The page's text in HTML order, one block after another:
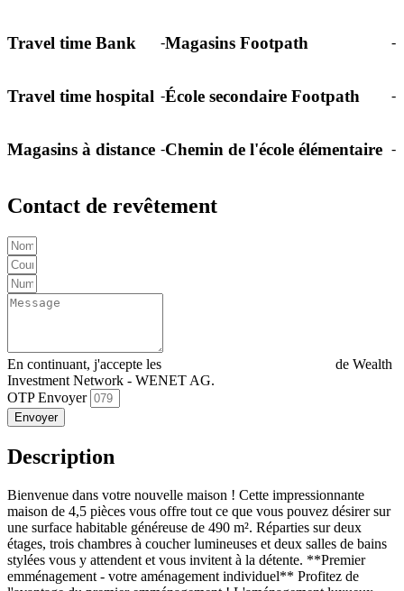
Travel time Bank -Magasins Footpath -
Travel time hospital -École secondaire Footpath -
Magasins à distance -Chemin de l'école élémentaire -
Contact de revêtement
En continuant, j'accepte les
de Wealth
Investment Network - WENET AG.
OTP Envoyer
Envoyer
Description
Bienvenue dans votre nouvelle maison ! Cette impressionnante
maison de 4,5 pièces vous offre tout ce que vous pouvez désirer sur
une surface habitable généreuse de 490 m². Réparties sur deux
étages, trois chambres à coucher lumineuses et deux salles de bains
stylées vous y attendent et vous invitent à la détente. **Premier
emménagement - votre aménagement individuel** Profitez de